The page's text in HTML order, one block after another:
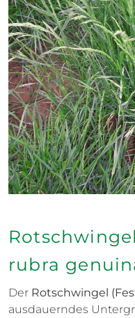
rubra
Der Rotschwingel
ausdauerndes